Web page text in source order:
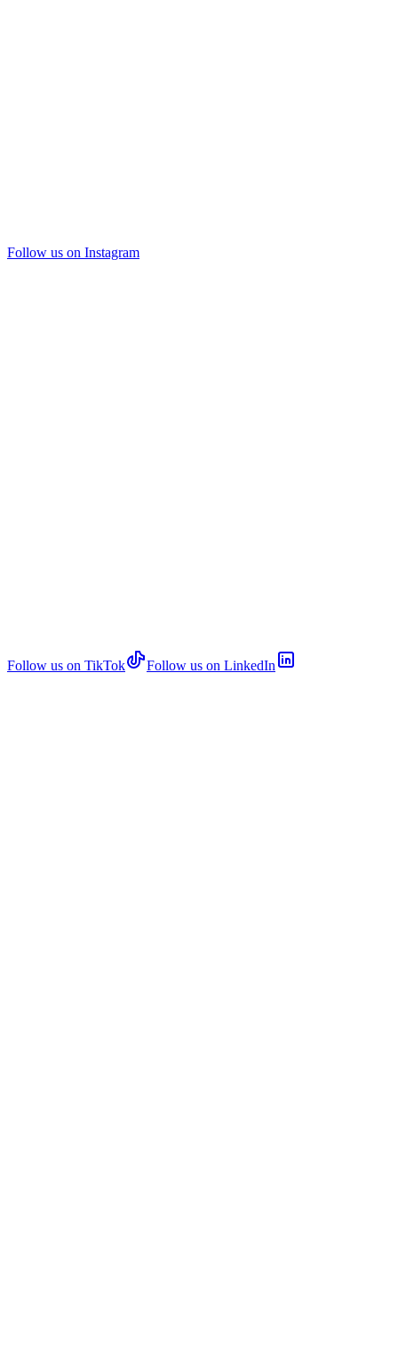
Follow us on Instagram
Follow us on TikTok Follow us on LinkedIn